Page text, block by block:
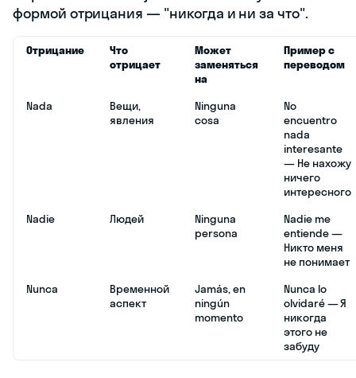
формой отрицания — "никогда и ни за что".
Отрицание
Что
отрицает
Может
заменяться
на
Пример с
переводом
Nada
Вещи,
явления
Ninguna
cosa
No
encuentro
nada
interesante
— Не нахожу
ничего
интересного
Nadie
Людей
Ninguna
persona
Nadie me
entiende —
Никто меня
не понимает
Nunca
Временной
аспект
Jamás, en
ningún
momento
Nunca lo
olvidaré — Я
никогда
этого не
забуду